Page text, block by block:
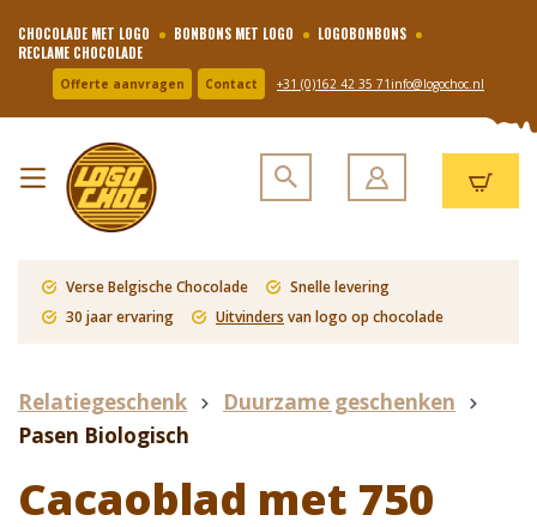
CHOCOLADE MET LOGO BONBONS MET LOGO
LOGOBONBONS
RECLAME CHOCOLADE
Offerte aanvragen Contact +31 (0)162 42 35 71 info@logochoc.nl
Verse Belgische Chocolade
Snelle levering
30 jaar ervaring
Uitvinders van logo op chocolade
Relatiegeschenk
Duurzame geschenken
Pasen Biologisch
Cacaoblad met 750